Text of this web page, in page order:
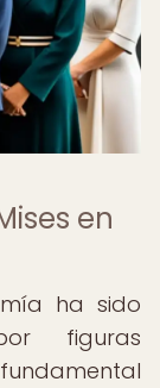
en
ha sido
figuras